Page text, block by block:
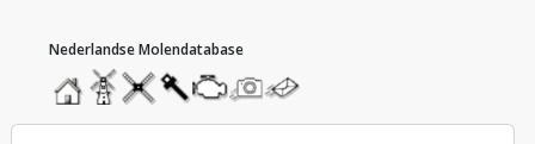
homemolendatabase
roedendatabase
assendatabase
motorendatabase
stuur
een
foto
stuur
een
bericht